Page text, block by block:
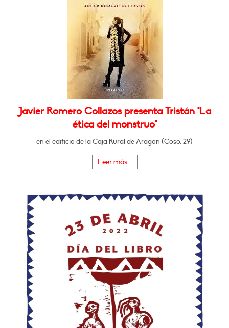
Javier Romero Collazos presenta Tristán "La
ética del monstruo"
en el edificio de la Caja Rural de Aragón (Coso, 29)
Leer más...